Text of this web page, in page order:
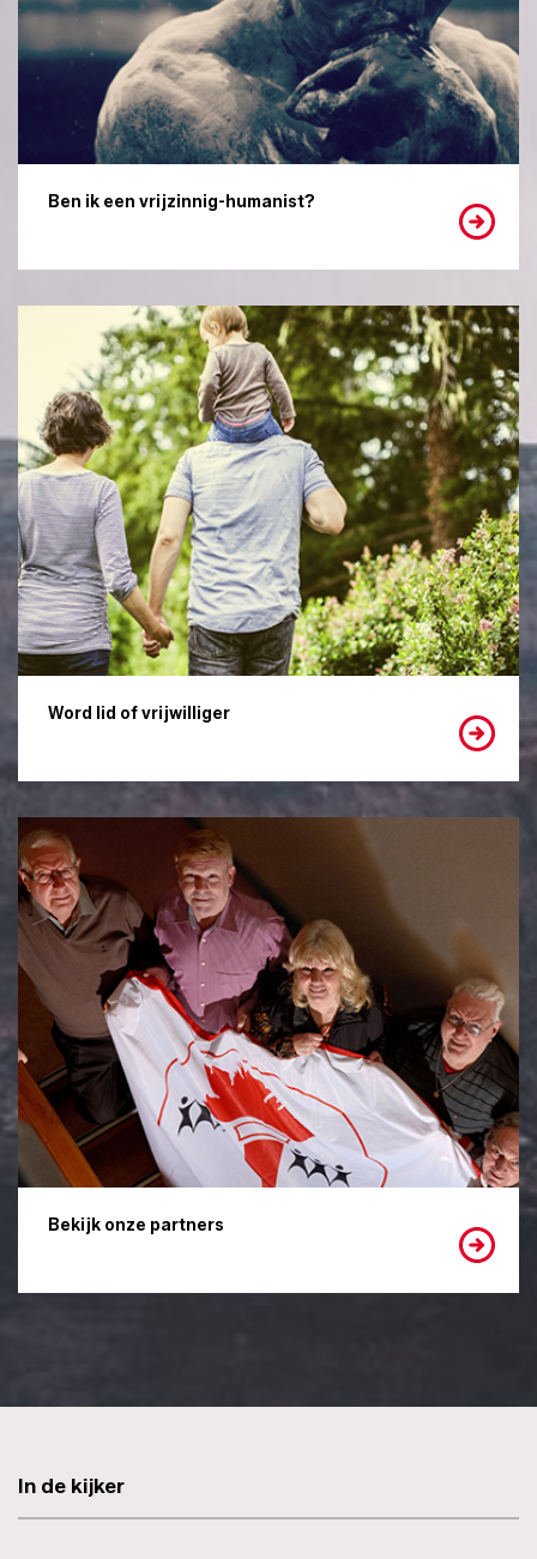
Ben ik een vrijzinnig-humanist?
Word lid of vrijwilliger
Bekijk onze partners
In de kijker